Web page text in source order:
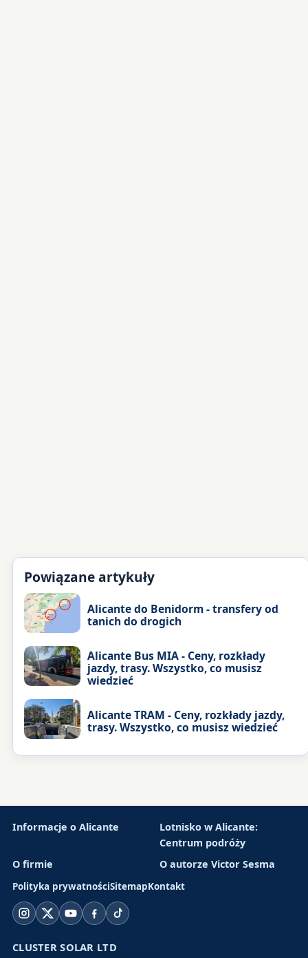
Powiązane artykuły
Alicante do Benidorm - transfery od
tanich do drogich
Alicante Bus MIA - Ceny, rozkłady
jazdy, trasy. Wszystko, co musisz
wiedzieć
Alicante TRAM - Ceny, rozkłady jazdy,
trasy. Wszystko, co musisz wiedzieć
Informacje o Alicante
Lotnisko w Alicante:
Centrum podróży
O firmie
O autorze Victor Sesma
Polityka prywatnościSitemapKontakt
Instagram
X YouTubeFacebook
TikTok
CLUSTER SOLAR LTD